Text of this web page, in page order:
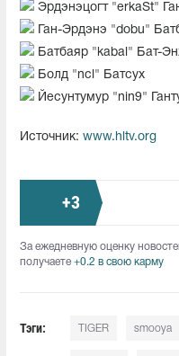
Эрдэнэцогт "erkaSt"
Ган-Эрдэнэ "dobu"
Батбаяр "kabal" Бат-
Болд "ncl" Батсух
Йесунтумур "nin9"
Источник: www.hltv.org
+3
За ежедневную оценку
получаете +0.2 в свою карму
Тэги: TIGER smooya